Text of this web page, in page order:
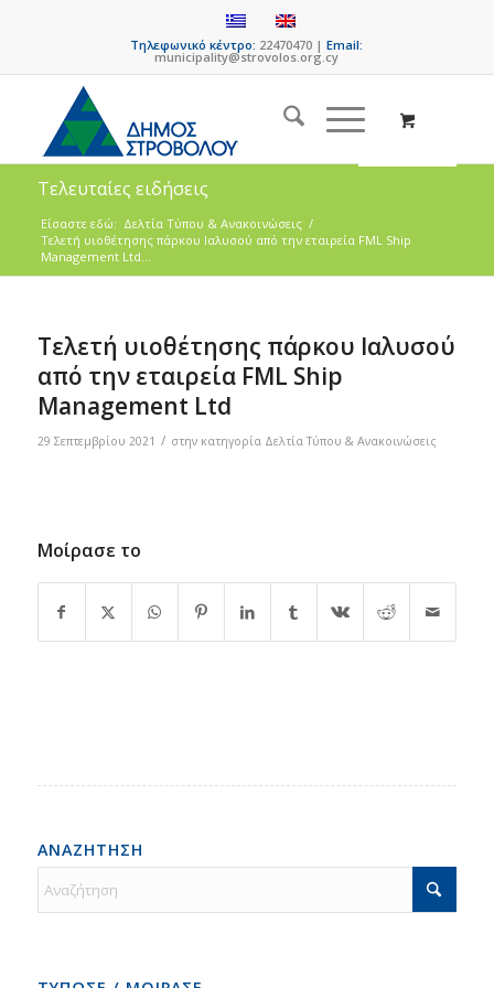
Τηλεφωνικό κέντρο: 22470470 |Email:
municipality@strovolos.org.cy
Τελευταίες ειδήσεις
Είσαστε εδώ: Δελτία Τύπου & Ανακοινώσεις /
Τελετή υιοθέτησης πάρκου Ιαλυσού από την εταιρεία FML Ship
Management Ltd...
Τελετή υιοθέτησης πάρκου Ιαλυσού
από την εταιρεία FML Ship
Management Ltd
29 Σεπτεμβρίου 2021 / στην κατηγορία Δελτία Τύπου & Ανακοινώσεις
Μοίρασε το
ΑΝΑΖΗΤΗΣΗ